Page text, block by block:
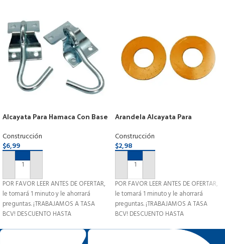
Alcayata Para Hamaca Con Base
Construcción
$6,99
AÑADIR AL CARRITO
POR FAVOR LEER ANTES DE OFERTAR,
le tomará 1 minuto y le ahorrará
preguntas. ¡TRABAJAMOS A TASA
BCV! DESCUENTO HASTA
Arandela Alcayata Para
Construcción
$2,98
AÑADIR AL CARRITO
POR FAVOR LEER ANTES DE OFERTAR,
le tomará 1 minuto y le ahorrará
preguntas. ¡TRABAJAMOS A TASA
BCV! DESCUENTO HASTA